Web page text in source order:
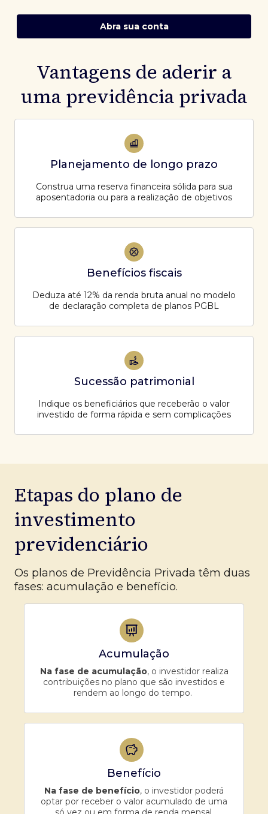
Abra sua conta
Vantagens de aderir a
uma previdência privada
Planejamento de longo prazo
Construa uma reserva financeira sólida para sua
aposentadoria ou para a realização de objetivos
Benefícios fiscais
Deduza até 12% da renda bruta anual no modelo
de declaração completa de planos PGBL
Sucessão patrimonial
Indique os beneficiários que receberão o valor
investido de forma rápida e sem complicações
Etapas do plano de
investimento
previdenciário
Os planos de Previdência Privada têm duas
fases: acumulação e benefício.
Acumulação
Na fase de acumulação, o investidor realiza
contribuições no plano que são investidos e
rendem ao longo do tempo.
Benefício
Na fase de benefício, o investidor poderá
optar por receber o valor acumulado de uma